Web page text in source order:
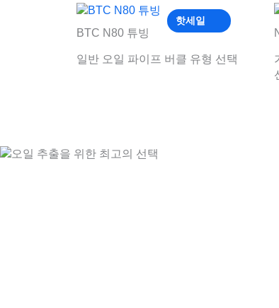
핫세일
BTC N80 튜빙
일반 오일 파이프 버클 유형 선택